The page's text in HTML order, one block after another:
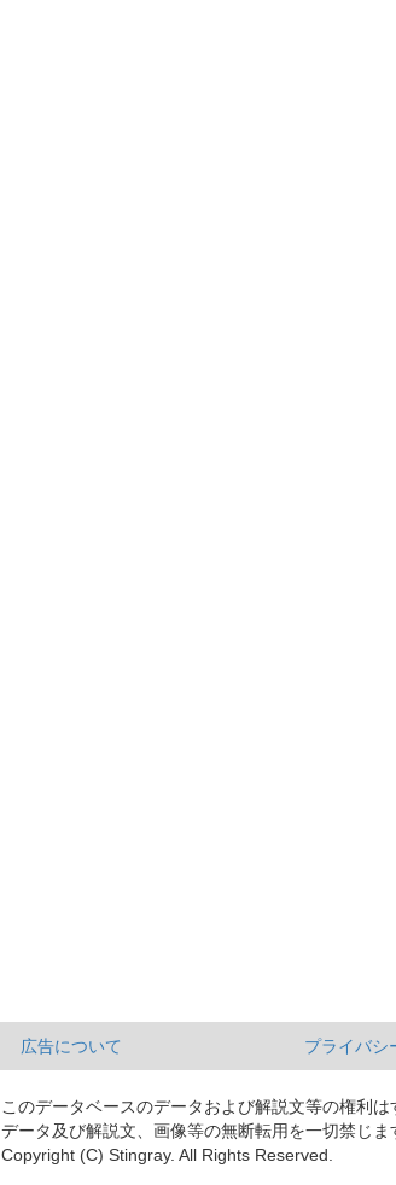
広告について プライバシ
このデータベースのデータおよび解説文等の権利
データ及び解説文、画像等の無断転用を一切禁じま
Copyright (C) Stingray. All Rights Reserved.